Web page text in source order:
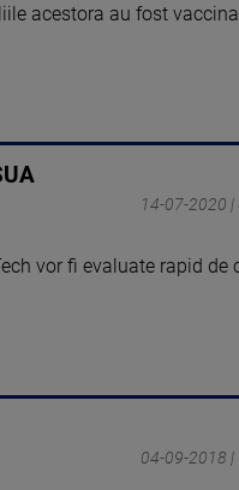
acestora au fost
14-07-2020 |
vor fi evaluate rapid de
04-09-2018 |